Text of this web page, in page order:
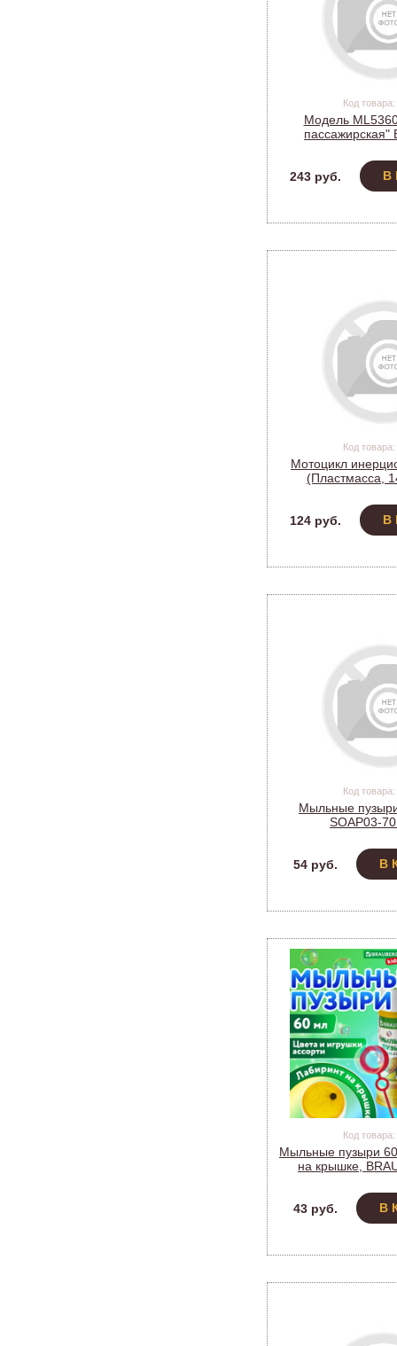
Код
Модель
пассажирская"
243 руб.
В
Код
Мотоцикл
(Пластмасса,
124 руб. В
Код
Мыльные
SOAP03-
54 руб. В
Код
Мыльные пузыри
на крышке,
43 руб.
В